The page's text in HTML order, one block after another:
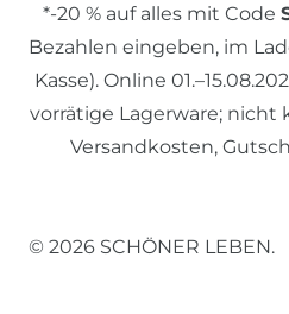
*-20 % auf alles mit Code
Bezahlen eingeben, im
Kasse). Online
vorrätige Lagerware; nicht
Versandkosten,
© 2026 SCHÖNER LEBEN.